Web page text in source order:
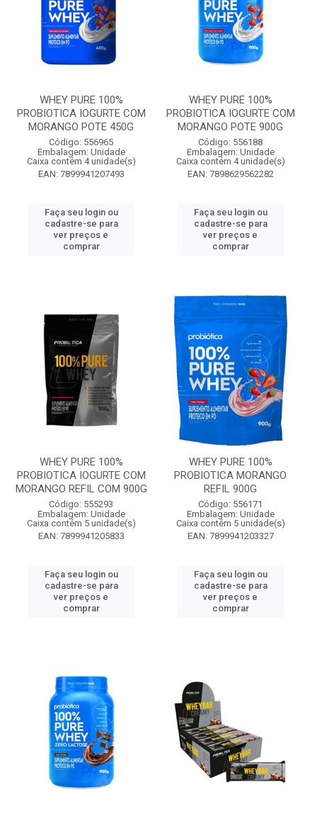
WHEY PURE 100%
PROBIOTICA IOGURTE COM
MORANGO POTE 450G
Código: 556965
Embalagem: Unidade
Caixa contém 4 unidade(s)
EAN: 7899941207493
Faça seu login ou
cadastre-se para
ver preços e
comprar
WHEY PURE 100%
PROBIOTICA IOGURTE COM
MORANGO POTE 900G
Código: 556188
Embalagem: Unidade
Caixa contém 4 unidade(s)
EAN: 7898629562282
Faça seu login ou
cadastre-se para
ver preços e
comprar
WHEY PURE 100%
PROBIOTICA IOGURTE COM
MORANGO REFIL COM 900G
Código: 555293
Embalagem: Unidade
Caixa contém 5 unidade(s)
EAN: 7899941205833
Faça seu login ou
cadastre-se para
ver preços e
comprar
WHEY PURE 100%
PROBIOTICA MORANGO
REFIL 900G
Código: 556171
Embalagem: Unidade
Caixa contém 5 unidade(s)
EAN: 7899941203327
Faça seu login ou
cadastre-se para
ver preços e
comprar